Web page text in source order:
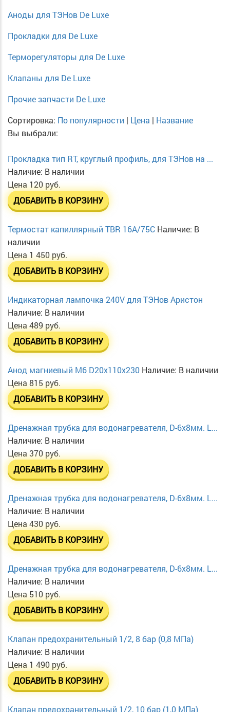
Аноды для ТЭНов De Luxe
Прокладки для De Luxe
Терморегуляторы для De Luxe
Клапаны для De Luxe
Прочие запчасти De Luxe
Сортировка: По популярности | Цена | Название
Вы выбрали:
Прокладка тип RT, круглый профиль, для ТЭНов на ...
Наличие: В наличии
Цена120 руб.
ДОБАВИТЬ В КОРЗИНУ
Термостат капиллярный TBR 16A/75C Наличие: В
наличии
Цена1 450 руб.
ДОБАВИТЬ В КОРЗИНУ
Индикаторная лампочка 240V для ТЭНов Аристон
Наличие: В наличии
Цена489 руб.
ДОБАВИТЬ В КОРЗИНУ
Анод магниевый М6 D20х110х230 Наличие: В наличии
Цена815 руб.
ДОБАВИТЬ В КОРЗИНУ
Дренажная трубка для водонагревателя, D-6х8мм. L...
Наличие: В наличии
Цена370 руб.
ДОБАВИТЬ В КОРЗИНУ
Дренажная трубка для водонагревателя, D-6х8мм. L...
Наличие: В наличии
Цена430 руб.
ДОБАВИТЬ В КОРЗИНУ
Дренажная трубка для водонагревателя, D-6х8мм. L...
Наличие: В наличии
Цена510 руб.
ДОБАВИТЬ В КОРЗИНУ
Клапан предохранительный 1/2, 8 бар (0,8 МПа)
Наличие: В наличии
Цена1 490 руб.
ДОБАВИТЬ В КОРЗИНУ
Клапан предохранительный 1/2, 10 бар (1,0 МПа)